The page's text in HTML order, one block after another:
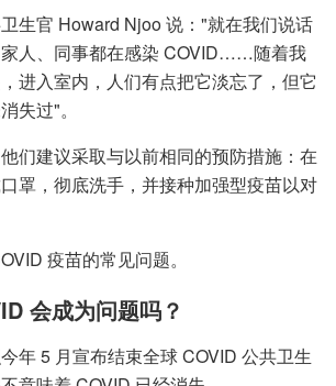
生官 Howard Njoo 说："就在我们说话
人、同事都在感染 COVID……随着我
进入室内，人们有点把它淡忘了，但它
失过"。
们建议采取与以前相同的预防措施：在
罩，彻底洗手，并接种加强型疫苗以对
疫苗的常见问题。
会成为问题吗？
年 5 月宣布结束全球 COVID 公共卫生